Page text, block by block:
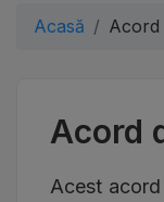
Acasă Acord
Acord
Acest